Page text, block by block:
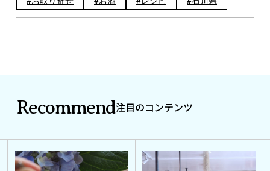
Recommend注目のコンテンツ